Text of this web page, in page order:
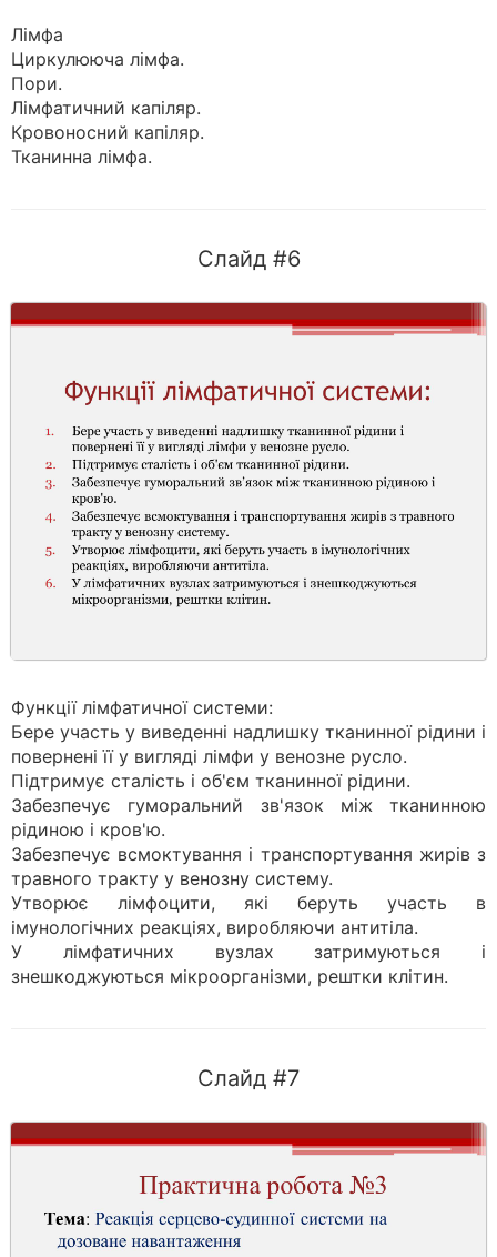
Лімфа
Циркулююча лімфа.
Пори.
Лімфатичний капіляр.
Кровоносний капіляр.
Тканинна лімфа.
Слайд #6
Функції лімфатичної системи:
Бере участь у виведенні надлишку тканинної рідини і
повернені її у вигляді лімфи у венозне русло.
Підтримує сталість і об'єм тканинної рідини.
Забезпечує гуморальний зв'язок між тканинною
рідиною і кров'ю.
Забезпечує всмоктування і транспортування жирів з
травного тракту у венозну систему.
Утворює лімфоцити, які беруть участь в
імунологічних реакціях, виробляючи антитіла.
У лімфатичних вузлах затримуються і
знешкоджуються мікроорганізми, рештки клітин.
Слайд #7